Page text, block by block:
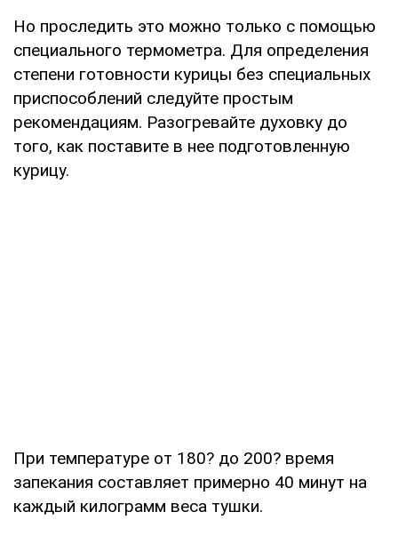
Но проследить это можно только с помощью
специального термометра. Для определения
степени готовности курицы без специальных
приспособлений следуйте простым
рекомендациям. Разогревайте духовку до
того, как поставите в нее подготовленную
курицу.
При температуре от 180? до 200? время
запекания составляет примерно 40 минут на
каждый килограмм веса тушки.